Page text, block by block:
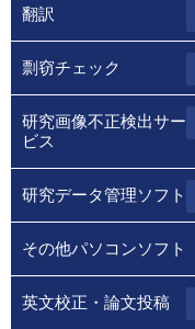
翻訳
剽窃チェック
研究画像不正検出サー
ビス
研究データ管理ソフト
その他パソコンソフト
英文校正・論文投稿